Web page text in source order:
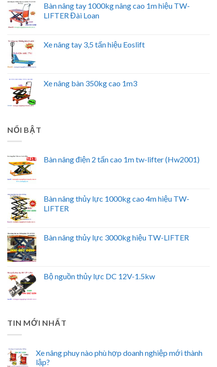
Bàn nâng tay 1000kg nâng cao 1m hiệu TW-
LIFTER Đài Loan
Xe nâng tay 3,5 tấn hiệu Eoslift
Xe nâng bàn 350kg cao 1m3
NỔI BẬT
Bàn nâng điện 2 tấn cao 1m tw-lifter (Hw2001)
Bàn nâng thủy lực 1000kg cao 4m hiệu TW-
LIFTER
Bàn nâng thủy lực 3000kg hiệu TW-LIFTER
Bộ nguồn thủy lực DC 12V-1.5kw
TIN MỚI NHẤT
Xe nâng phuy nào phù hợp doanh nghiệp mới thành
lập?